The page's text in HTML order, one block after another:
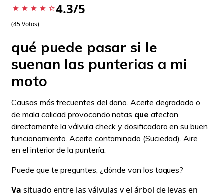
star star star star star_border 4.3/5
(45 Votos)
qué puede pasar si le
suenan las punterias a mi
moto
Causas más frecuentes del daño. Aceite degradado o
de mala calidad provocando natas que afectan
directamente la válvula check y dosificadora en su buen
funcionamiento. Aceite contaminado (Suciedad). Aire
en el interior de la puntería.
Puede que te preguntes, ¿dónde van los taques?
Va situado entre las válvulas y el árbol de levas en